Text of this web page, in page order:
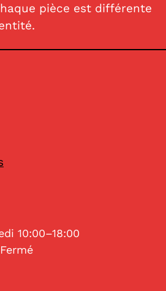
pièce est différente
10:00–18:00